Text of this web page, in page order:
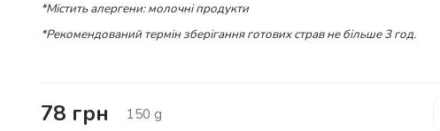
*Містить алергени: молочні продукти
*Рекомендований термін зберігання готових страв не більше 3 год.
78 грн 150 g